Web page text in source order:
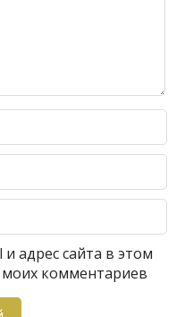
адрес сайта в этом
комментариев